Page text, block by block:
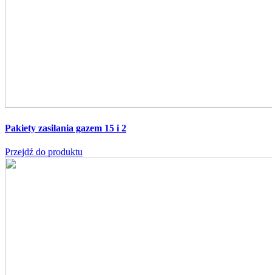
Pakiety zasilania gazem 15 i 2
Przejdź do produktu